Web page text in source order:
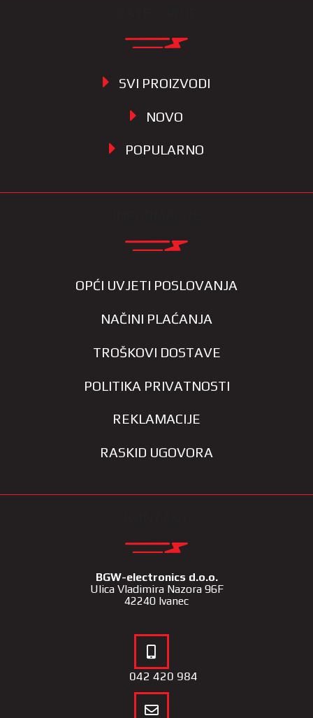
SVI PROIZVODI
NOVO
POPULARNO
OPĆI UVJETI POSLOVANJA
NAČINI PLAĆANJA
TROŠKOVI DOSTAVE
POLITIKA PRIVATNOSTI
REKLAMACIJE
RASKID UGOVORA
BGW-electronics d.o.o.
Ulica Vladimira Nazora 96F
42240 Ivanec
042 420 984